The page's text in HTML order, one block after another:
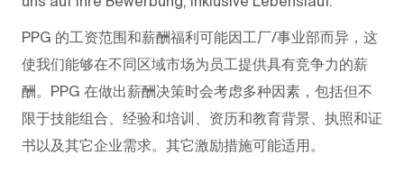
PPG 的工资范围和薪酬福利可能因工厂/事业部而异，这
使我们能够在不同区域市场为员工提供具有竞争力的薪
酬。PPG 在做出薪酬决策时会考虑多种因素，包括但不
限于技能组合、经验和培训、资历和教育背景、执照和证
书以及其它企业需求。其它激励措施可能适用。